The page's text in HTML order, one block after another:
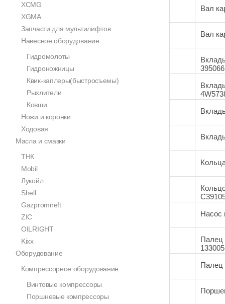
Вал
Вал
Насос
Палец
133005
Палец
XCMG
XGMA
Запчасти для мультилифтов
Навесное оборудование
Гидромолоты
Гидроножницы
Квик-каплеры(быстросъемы)
Рыхлители
Ковши
Ножи и коронки
Ходовая
Масла и смазки
ТНК
Mobil
Лукойл
Shell
Gazpromneft
ZIC
OILRIGHT
Kixx
Оборудование
Компрессорное оборудование
Винтовые компрессоры
Поршневые компрессоры